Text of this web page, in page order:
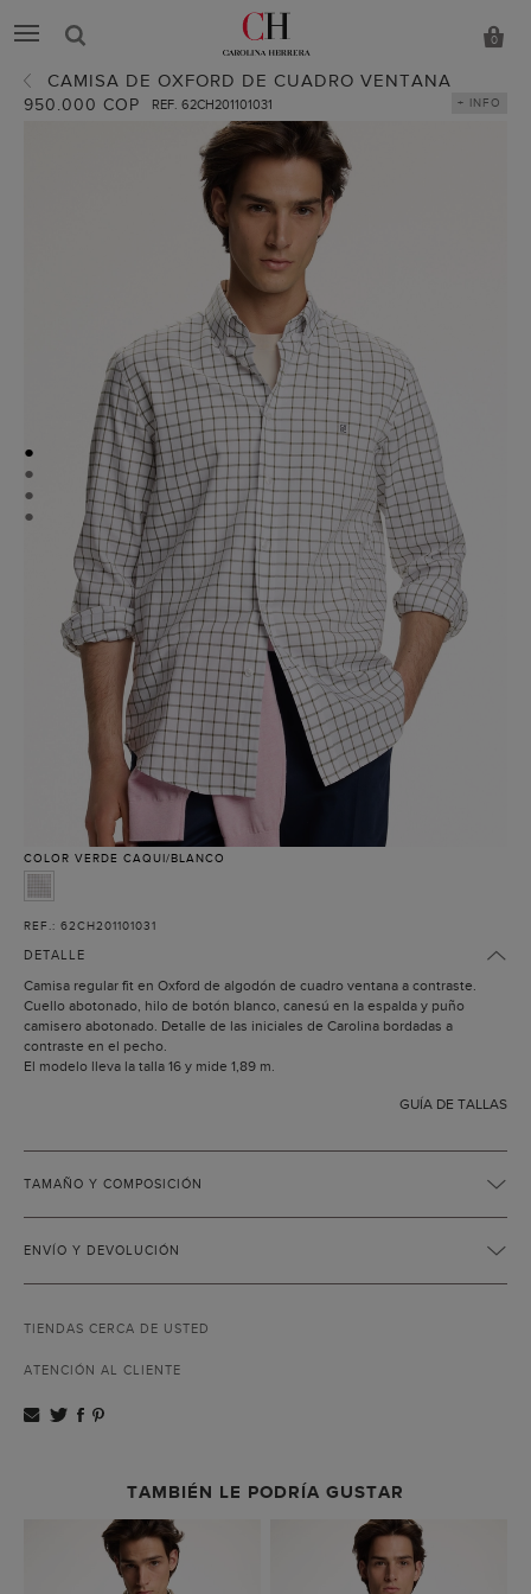
0
CAMISA DE OXFORD DE CUADRO VENTANA
950.000 COP REF. 62CH201101031 + INFO
●
●
●
●
COLOR VERDE CAQUI/BLANCO
REF.: 62CH201101031
DETALLE
Camisa regular fit en Oxford de algodón de cuadro ventana a contraste.
Cuello abotonado, hilo de botón blanco, canesú en la espalda y puño
camisero abotonado. Detalle de las iniciales de Carolina bordadas a
contraste en el pecho.
El modelo lleva la talla 16 y mide 1,89 m.
GUÍA DE TALLAS
TAMAÑO Y COMPOSICIÓN
ENVÍO Y DEVOLUCIÓN
TIENDAS CERCA DE USTED
ATENCIÓN AL CLIENTE
TAMBIÉN LE PODRÍA GUSTAR